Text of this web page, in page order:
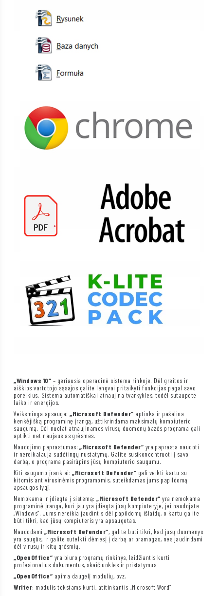
„Windows 10“ – geriausia operacinė sistema rinkoje. Dėl greitos ir
aiškios vartotojo sąsajos galite lengvai pritaikyti funkcijas pagal savo
poreikius. Sistema automatiškai atnaujina tvarkykles, todėl sutaupote
laiko ir energijos.
Veiksminga apsauga:„Microsoft Defender“ aptinka ir pašalina
kenkėjišką programinę įrangą, užtikrindama maksimalų kompiuterio
saugumą. Dėl nuolat atnaujinamos virusų duomenų bazės programa gali
aptikti net naujausias grėsmes.
Naudojimo paprastumas:„Microsoft Defender“ yra paprasta naudoti
ir nereikalauja sudėtingų nustatymų. Galite susikoncentruoti į savo
darbą, o programa pasirūpins jūsų kompiuterio saugumu.
Kiti saugumo įrankiai:„Microsoft Defender“ gali veikti kartu su
kitomis antivirusinėmis programomis, suteikdamas jums papildomą
apsaugos lygį.
Nemokama ir įdiegta į sistemą:„Microsoft Defender“ yra nemokama
programinė įranga, kuri jau yra įdiegta jūsų kompiuteryje, jei naudojate
„Windows“. Jums nereikia jaudintis dėl papildomų išlaidų, o kartu galite
būti tikri, kad jūsų kompiuteris yra apsaugotas.
Naudodami„Microsoft Defender“, galite būti tikri, kad jūsų duomenys
yra saugūs, ir galite sutelkti dėmesį į darbą ar pramogas, nesijaudindami
dėl virusų ir kitų grėsmių.
„OpenOffice“ yra biuro programų rinkinys, leidžiantis kurti
profesionalius dokumentus, skaičiuokles ir pristatymus.
„OpenOffice“ apima daugelį modulių, pvz.
Writer: modulis tekstams kurti, atitinkantis „Microsoft Word“